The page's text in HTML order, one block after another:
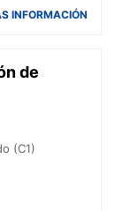
INFORMACIÓN
de
(C1)